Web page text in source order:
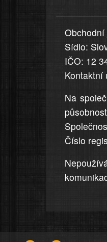
uvedena,
jsou
přesná
a
úplná
Obchodní
Sídlo:
IČO: 12
Kontaktní
Na
Číslo